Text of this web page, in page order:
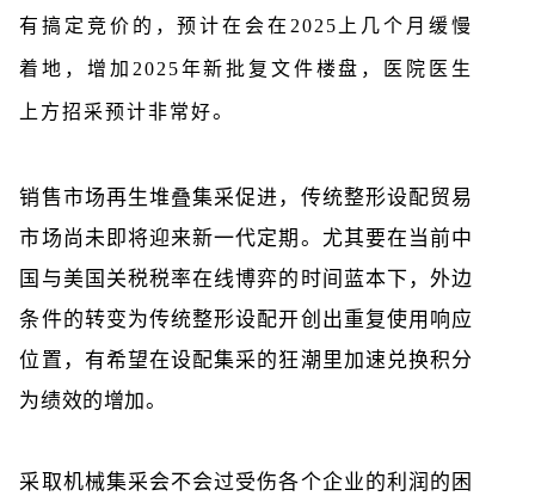
有搞定竞价的 ，预计在会在 2025 上几个月 缓慢
着地，增加 2025年新批复文件楼盘，医院医生
上方招采预计非常好。
销售市场再生堆叠集采促进，传统整形设配贸易
市场尚未即将迎来新一代定期。尤其要在当前中
国与美国关税税率在线博弈的时间蓝本下，外边
条件的转变为传统整形设配开创出重复使用响应
位置，有希望在设配集采的狂潮里加速兑换积分
为绩效的增加。
采取机械集采会不会过受伤各个企业的利润的困